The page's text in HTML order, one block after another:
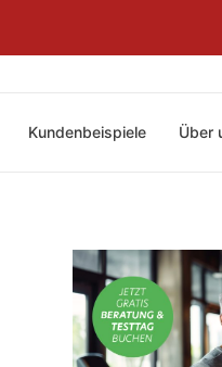
Kundenbeispiele Über